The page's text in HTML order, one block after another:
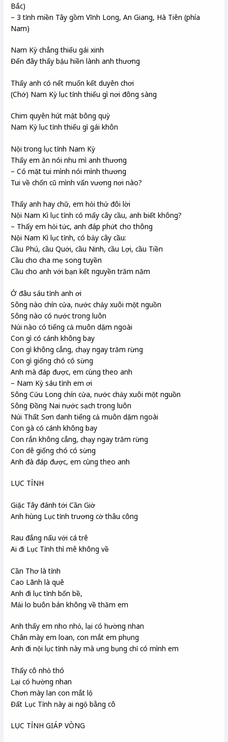
Bắc)
– 3 tỉnh miền Tây gồm Vĩnh Long, An Giang, Hà Tiên (phía
Nam)
Nam Kỳ chẳng thiếu gái xinh
Đến đây thấy bậu hiền lành anh thương
Thấy anh có nết muốn kết duyên chơi
(Chớ) Nam Kỳ lục tỉnh thiếu gì nơi đông sàng
Chim quyên hút mật bông quỳ
Nam Kỳ lục tỉnh thiếu gì gái khôn
Nội trong lục tỉnh Nam Kỳ
Thấy em ăn nói nhu mì anh thương
– Có mặt tui mình nói mình thương
Tui về chốn cũ mình vấn vương nơi nào?
Thấy anh hay chữ, em hỏi thử đôi lời
Nội Nam Kì lục tỉnh có mấy cây cầu, anh biết không?
– Thấy em hỏi tức, anh đáp phứt cho thông
Nội Nam Kì lục tỉnh, có bảy cây cầu:
Cầu Phú, cầu Quới, cầu Ninh, cầu Lợi, cầu Tiền
Cầu cho cha mẹ song tuyền
Cầu cho anh với bạn kết nguyền trăm năm
Ở đâu sáu tỉnh anh ơi
Sông nào chín cửa, nước chảy xuôi một nguồn
Sông nào có nước trong luôn
Núi nào có tiếng cả muôn dặm ngoài
Con gì có cánh không bay
Con gì không cẳng, chạy ngay trăm rừng
Con gì giống chó có sừng
Anh mà đáp được, em cùng theo anh
– Nam Kỳ sáu tỉnh em ơi
Sông Cửu Long chín cửa, nước chảy xuôi một nguồn
Sông Đồng Nai nước sạch trong luôn
Núi Thất Sơn danh tiếng cả muôn dặm ngoài
Con gà có cánh không bay
Con rắn không cẳng, chạy ngay trăm rừng
Con dê giống chó có sừng
Anh đà đáp được, em cùng theo anh
LỤC TỈNH
Giặc Tây đánh tới Cần Giờ
Anh hùng Lục tỉnh trương cờ thâu công
Rau đắng nấu với cá trê
Ai đi Lục Tỉnh thì mê không về
Cần Thơ là tỉnh
Cao Lãnh là quê
Anh đi lục tỉnh bốn bề,
Mải lo buôn bán không về thăm em
Anh thấy em nho nhỏ, lại có hường nhan
Chân mày em loan, con mắt em phụng
Anh đi nội lục tỉnh này mà ưng bụng chỉ có mình em
Thấy cô nhỏ thó
Lại có hường nhan
Chơn mày lan con mắt lộ
Đất Lục Tỉnh này ai ngộ bằng cô
LỤC TỈNH GIÁP VÒNG